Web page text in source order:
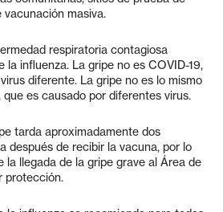
vacunación masiva.
respiratoria contagiosa
la influenza. La gripe no es COVID-19,
diferente. La gripe no es lo mismo
es causado por diferentes virus.
tarda aproximadamente dos
después de recibir la vacuna, por lo
la llegada de la gripe grave al Área de
protección.